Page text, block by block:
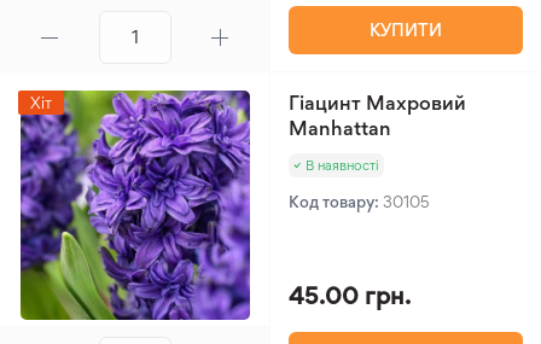
КУПИТИ
Хіт
Гіацинт Махровий
Manhattan
В наявності
Код товару: 30105
45.00 грн.